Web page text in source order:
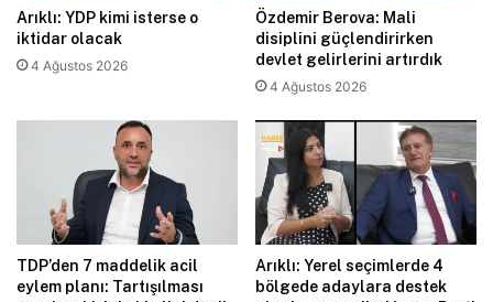
Arıklı: YDP kimi isterse o
iktidar olacak
4 Ağustos 2026
Özdemir Berova: Mali
disiplini güçlendirirken
devlet gelirlerini artırdık
4 Ağustos 2026
TDP’den 7 maddelik acil
eylem planı: Tartışılması
Arıklı: Yerel seçimlerde 4
bölgede adaylara destek